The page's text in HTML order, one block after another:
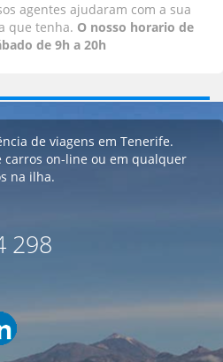
agentes ajudaram com a sua
que tenha. O nosso horario de
de 9h a 20h
de viagens em Tenerife.
carros on-line ou em qualquer
na ilha.
298